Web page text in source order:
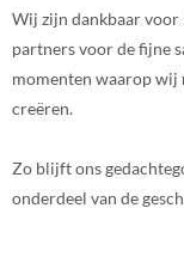
Wij zijn dankbaar voor
partners voor de fijne
momenten waarop wij
creëren.
Zo blijft ons
onderdeel van de